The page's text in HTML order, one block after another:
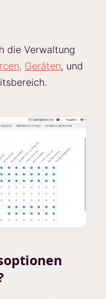
die Verwaltung
Geräten, und